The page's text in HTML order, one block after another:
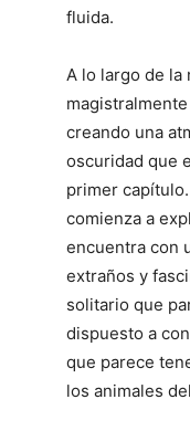
fluida.
A lo largo de la
creando una
oscuridad que
primer
comienza a
encuentra con
extraños y
solitario que
dispuesto a
que parece
los animales